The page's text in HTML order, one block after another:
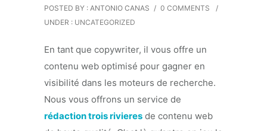
POSTED BY : ANTONIO CANAS / 0 COMMENTS
/
UNDER : UNCATEGORIZED
En tant que copywriter, il vous offre un
contenu web optimisé pour gagner en
visibilité dans les moteurs de recherche.
Nous vous offrons un service de
rédaction trois rivieres de contenu web